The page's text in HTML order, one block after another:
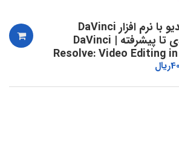
آموزش ویرایش ویدیو با نرم افزار DaVinci
Resolve 16 از مبتدی تا پیشرفته | DaVinci
Resolve: Video Editing
ریال